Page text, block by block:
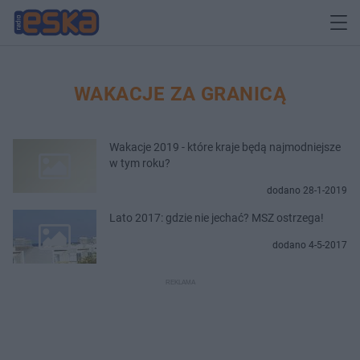
WAKACJE ZA GRANICĄ
Wakacje 2019 - które kraje będą najmodniejsze
w tym roku?
dodano 28-1-2019
Lato 2017: gdzie nie jechać? MSZ ostrzega!
dodano 4-5-2017